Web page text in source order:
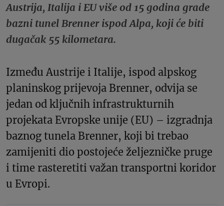
Austrija, Italija i EU više od 15 godina grade
bazni tunel Brenner ispod Alpa, koji će biti
dugačak 55 kilometara.
Između Austrije i Italije, ispod alpskog
planinskog prijevoja Brenner, odvija se
jedan od ključnih infrastrukturnih
projekata Evropske unije (EU) – izgradnja
baznog tunela Brenner, koji bi trebao
zamijeniti dio postojeće željezničke pruge
i time rasteretiti važan transportni koridor
u Evropi.